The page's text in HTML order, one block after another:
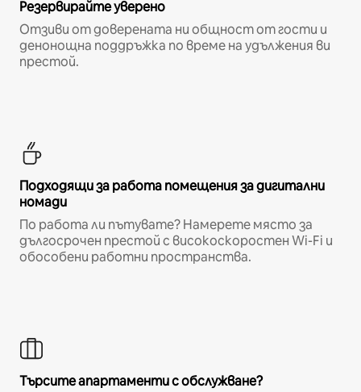
Резервирайте уверено
Отзиви от доверената ни общност от гости и
денонощна поддръжка по време на удължения ви
престой.
Подходящи за работа помещения за дигитални
номади
По работа ли пътувате? Намерете място за
дългосрочен престой с високоскоростен Wi-Fi и
обособени работни пространства.
Търсите апартаменти с обслужване?